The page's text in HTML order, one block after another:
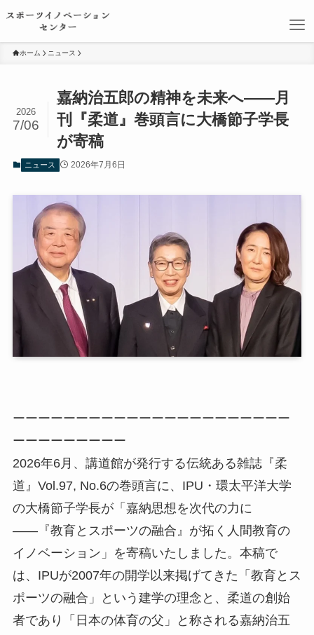
ホーム ニュース
嘉納治五郎の精神を未来へ――月
刊『柔道』巻頭言に大橋節子学長
が寄稿
2026
7/06
ニュース 2026年7月6日
ーーーーーーーーーーーーーーーーーーーーーー
ーーーーーーーーー
2026年6月、講道館が発行する伝統ある雑誌『柔
道』Vol.97, No.6の巻頭言に、IPU・環太平洋大学
の大橋節子学長が「嘉納思想を次代の力に
――『教育とスポーツの融合』が拓く人間教育の
イノベーション」を寄稿いたしました。本稿で
は、IPUが2007年の開学以来掲げてきた「教育とス
ポーツの融合」という建学の理念と、柔道の創始
者であり「日本の体育の父」と称される嘉納治五